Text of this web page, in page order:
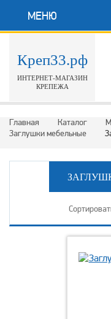
МЕНЮ
Креп33.рф
ИНТЕРНЕТ-МАГАЗИН
КРЕПЕЖА
Главная Каталог
Заглушки мебельные